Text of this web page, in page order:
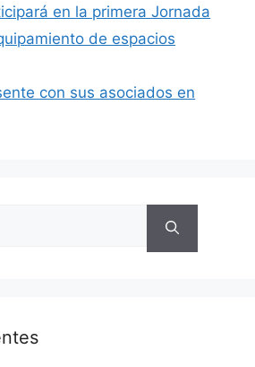
en la primera Jornada
de espacios
con sus asociados en